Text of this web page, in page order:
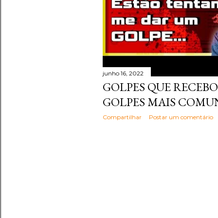
junho 16, 2022
GOLPES QUE
GOLPES MAIS
Compartilhar Postar um comentário